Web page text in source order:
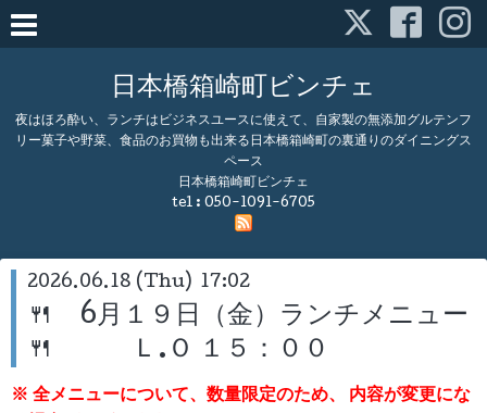
日本橋箱崎町ビンチェ
夜はほろ酔い、ランチはビジネスユースに使えて、自家製の無添加グルテンフ
リー菓子や野菜、食品のお買物も出来る日本橋箱崎町の裏通りのダイニングス
ペース
日本橋箱崎町ビンチェ
tel : 050-1091-6705
2026.06.18 (Thu) 17:02
🍴 6月１９日（金）ランチメニュー
🍴 Ｌ.Ｏ １５：００
※ 全メニューについて、数量限定のため、
内容が変更にな